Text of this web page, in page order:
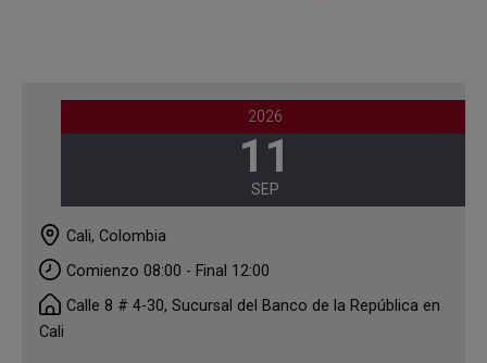
2026
11
SEP
Cali, Colombia
Comienzo 08:00 - Final 12:00
Calle 8 # 4-30, Sucursal del Banco de la República en
Cali